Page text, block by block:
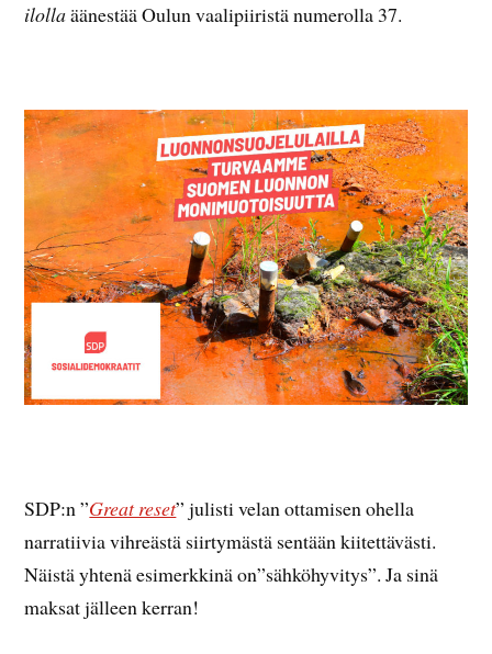
ilollaäänestää Oulun vaalipiiristä numerolla 37.
SDP:n ”Great reset” julisti velan ottamisen ohella
narratiivia vihreästä siirtymästä sentään kiitettävästi.
Näistä yhtenä esimerkkinä on”sähköhyvitys”. Ja sinä
maksat jälleen kerran!